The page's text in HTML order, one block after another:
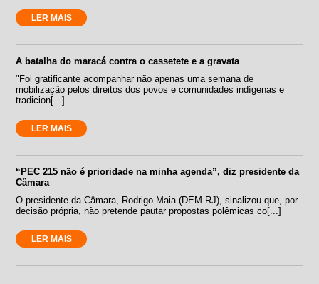
LER MAIS
A batalha do maracá contra o cassetete e a gravata
"Foi gratificante acompanhar não apenas uma semana de
mobilização pelos direitos dos povos e comunidades indígenas e
tradicion[...]
LER MAIS
“PEC 215 não é prioridade na minha agenda”, diz presidente da
Câmara
O presidente da Câmara, Rodrigo Maia (DEM-RJ), sinalizou que, por
decisão própria, não pretende pautar propostas polêmicas co[...]
LER MAIS